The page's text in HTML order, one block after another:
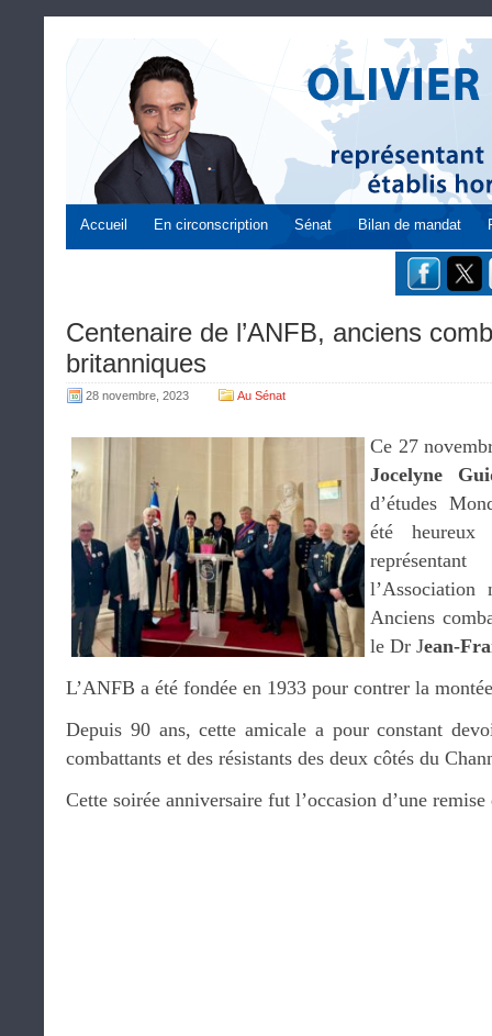
Accueil En circonscription Sénat Bilan de mandat
Centenaire de l’ANFB, anciens
britanniques
28 novembre, 2023 Au Sénat
Ce 27
Jocelyne
d’études
été heureux
l’Association
Anciens
le Dr Jean-
L’ANFB a été fondée en 1933 pour contrer la
Depuis 90 ans, cette amicale a pour constant
combattants et des résistants des deux côtés du
Cette soirée anniversaire fut l’occasion d’une